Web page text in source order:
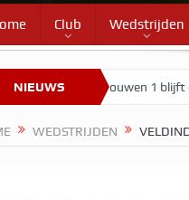
Club Wedstrijden
NIEUWS
Selectie Vrouwen 1 blijft
WEDSTRIJDEN